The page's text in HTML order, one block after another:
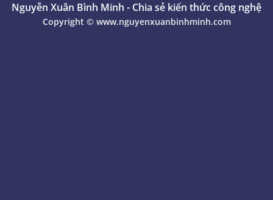
Nguyễn Xuân Bình Minh - Chia sẻ kiến thức công nghệ
Copyright © www.nguyenxuanbinhminh.com